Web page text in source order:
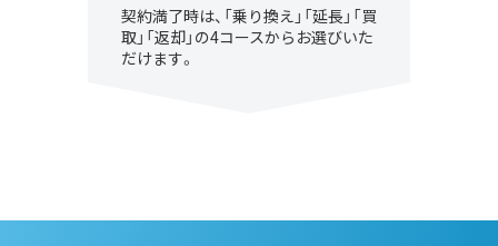
契約満了時は、「乗り換え」「延長」「買
取」「返却」の4コースからお選びいた
だけます。